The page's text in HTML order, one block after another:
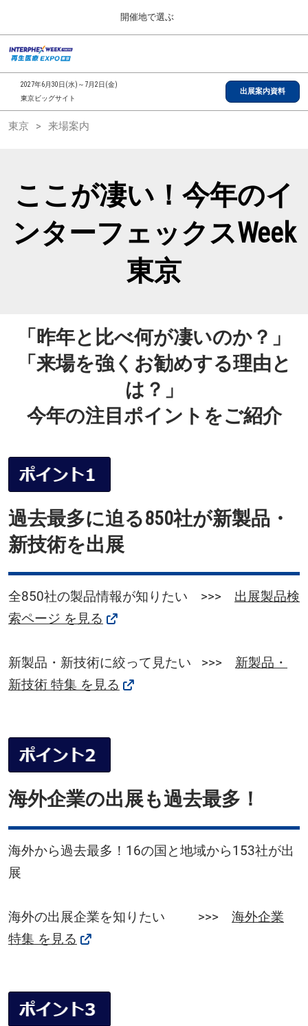
プ
し
進
む
to
close
the
menu.
開催地で選ぶ
【2027年6月】東京展
2027年06月30日
東京ビッグサイト/Tokyo Big Sight
全国ローカル
ー
ナ
ン
を
む
2027年6月30日(水)～7月2日(金)
東京ビッグサイト
出展案内資料
東京 来場案内
ここが凄い！今年のイ
ンターフェックスWeek
東京
「昨年と比べ何が凄いのか？」
「来場を強くお勧めする理由と
は？」
今年の注目ポイントをご紹介
過去最多に迫る850社が新製品・
新技術を出展
全850社の製品情報が知りたい >>> 出展製品検
索ページ を見る
新製品・新技術に絞って見たい >>> 新製品・
新技術 特集 を見る
海外企業の出展も過去最多！
海外から過去最多！16の国と地域から153社が出
展
海外の出展企業を知りたい >>> 海外企業
特集 を見る